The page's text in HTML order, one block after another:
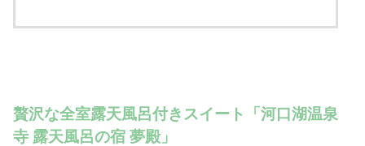
贅沢な全室露天風呂付きスイート「河口湖温泉
寺 露天風呂の宿 夢殿」